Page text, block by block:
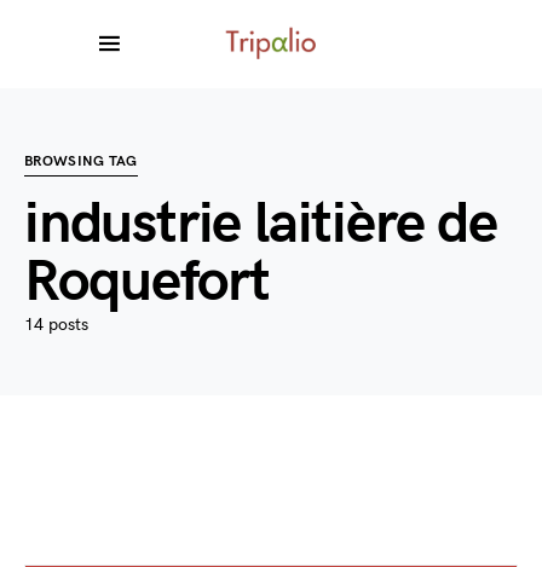
BROWSING TAG
industrie laitière de
Roquefort
14 posts